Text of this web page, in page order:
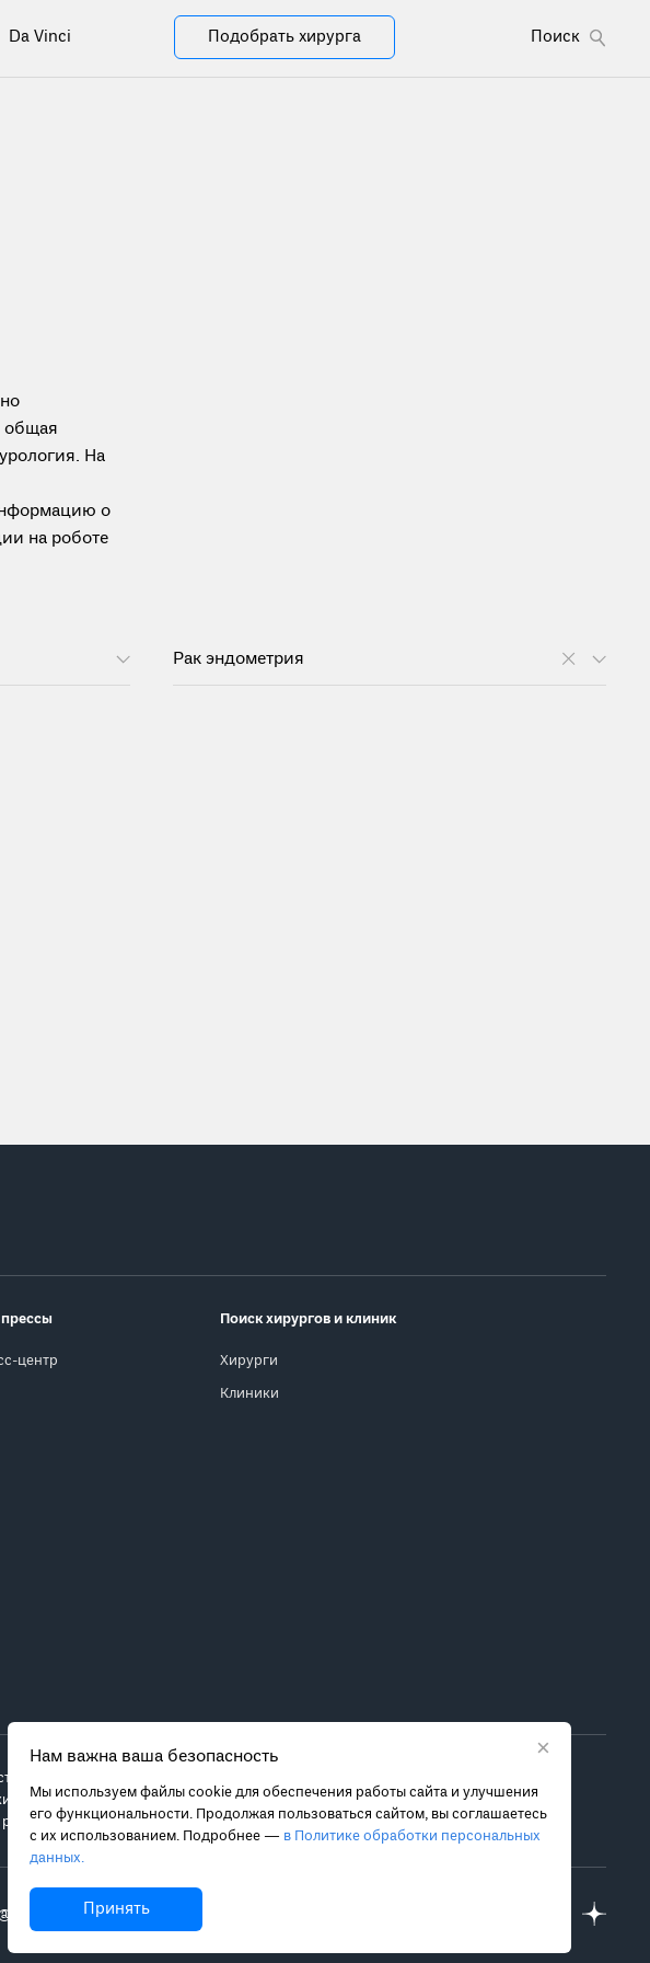
Da Vinci Подобрать хирурга Поиск
общая
На
о
на роботе
Рак эндометрия
×
Нам важна ваша безопасность
Мы используем файлы cookie для обеспечения работы сайта и улучшения
его функциональности. Продолжая пользоваться сайтом, вы соглашаетесь
с их использованием. Подробнее — в Политике обработки персональных
данных.
Принять
центр
Поиск хирургов и клиник
Хирурги
Клиники
диагноза и выбора метода лечения обратитесь за консультацией к
лечения и связанных с ними рисках, чтобы принять обоснованное
da Vinci.
davinci.ru